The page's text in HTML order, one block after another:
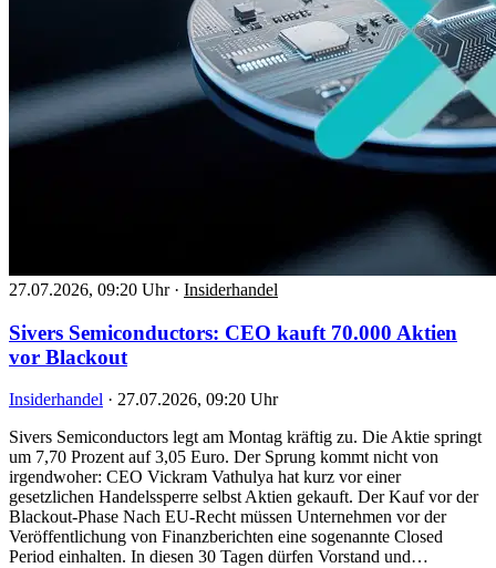
27.07.2026, 09:20 Uhr · Insiderhandel
Sivers Semiconductors: CEO kauft 70.000 Aktien
vor Blackout
Insiderhandel · 27.07.2026, 09:20 Uhr
Sivers Semiconductors legt am Montag kräftig zu. Die Aktie springt
um 7,70 Prozent auf 3,05 Euro. Der Sprung kommt nicht von
irgendwoher: CEO Vickram Vathulya hat kurz vor einer
gesetzlichen Handelssperre selbst Aktien gekauft. Der Kauf vor der
Blackout-Phase Nach EU-Recht müssen Unternehmen vor der
Veröffentlichung von Finanzberichten eine sogenannte Closed
Period einhalten. In diesen 30 Tagen dürfen Vorstand und…